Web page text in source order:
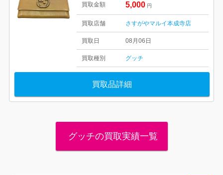
買取金額 5,000 円
買取店舗 さすがやマルイ本成寺店
買取日 08月06日
買取種別 グッチ
買取品詳細
グッチの買取実績一覧